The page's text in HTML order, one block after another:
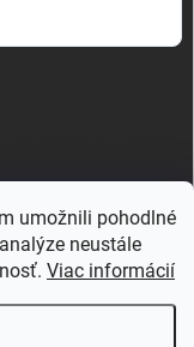
umožnili pohodlné
neustále
Viac informácií
ROMA